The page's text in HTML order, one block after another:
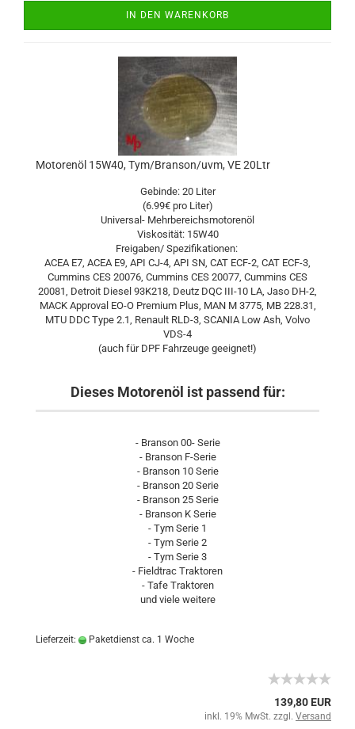
IN DEN WARENKORB
Motorenöl 15W40, Tym/Branson/uvm, VE 20Ltr
Gebinde: 20 Liter
(6.99€ pro Liter)
Universal- Mehrbereichsmotorenöl
Viskosität: 15W40
Freigaben/ Spezifikationen:
ACEA E7, ACEA E9, API CJ-4, API SN, CAT ECF-2, CAT ECF-3,
Cummins CES 20076, Cummins CES 20077, Cummins CES
20081, Detroit Diesel 93K218, Deutz DQC III-10 LA, Jaso DH-2,
MACK Approval EO-O Premium Plus, MAN M 3775, MB 228.31,
MTU DDC Type 2.1, Renault RLD-3, SCANIA Low Ash, Volvo
VDS-4
(auch für DPF Fahrzeuge geeignet!)
Dieses Motorenöl ist passend für:
- Branson 00- Serie
- Branson F-Serie
- Branson 10 Serie
- Branson 20 Serie
- Branson 25 Serie
- Branson K Serie
- Tym Serie 1
- Tym Serie 2
- Tym Serie 3
- Fieldtrac Traktoren
- Tafe Traktoren
und viele weitere
Lieferzeit: Paketdienst ca. 1 Woche
139,80 EUR
inkl. 19% MwSt. zzgl. Versand